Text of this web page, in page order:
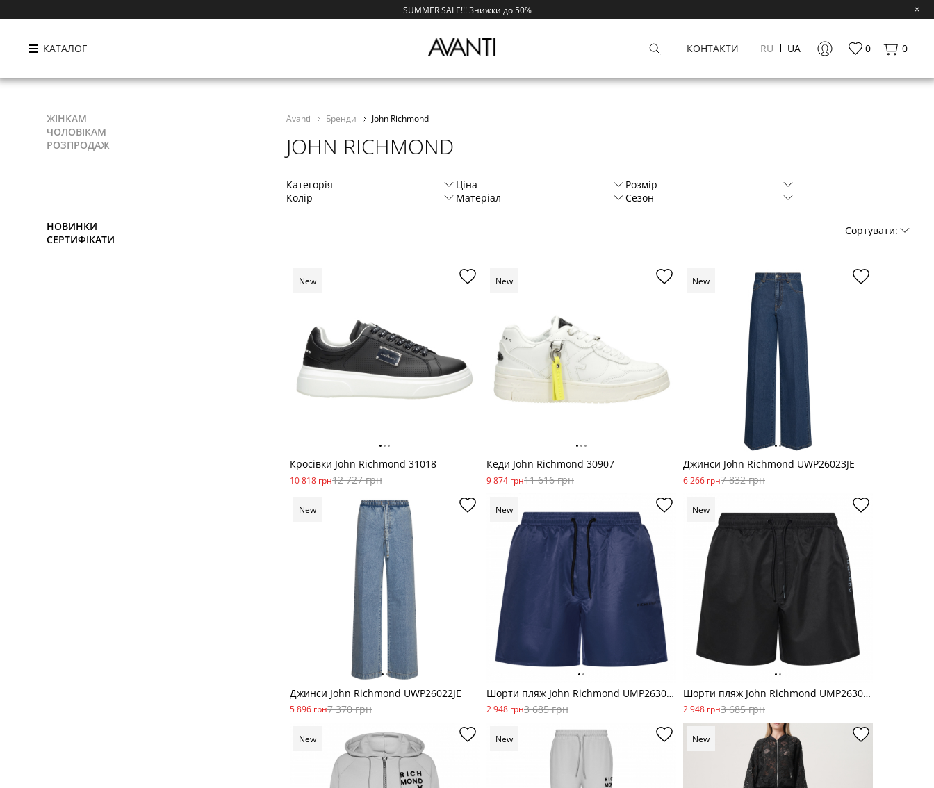
SUMMER SALE!!! Знижки до 50%
КАТАЛОГ КОНТАКТИ RU UA 0 0
ЖІНКАМ
ЧОЛОВІКАМ
РОЗПРОДАЖ
НОВИНКИ
СЕРТИФІКАТИ
Avanti Бренди John Richmond
JOHN RICHMOND
Категорія Ціна
Розмір
Колір
Матеріал Сезон
Сортувати:
Кросівки John Richmond 31018
10 818 грн12 727 грн
New
Кеди John Richmond 30907
9 874 грн11 616 грн
New
Джинси John Richmond UWP26023JE
6 266 грн7 832 грн
New
Джинси John Richmond UWP26022JE
5 896 грн7 370 грн
New
Шорти пляж John Richmond UMP26307CO
2 948 грн3 685 грн
New
Шорти пляж John Richmond UMP26300CO
2 948 грн3 685 грн
New
New New New